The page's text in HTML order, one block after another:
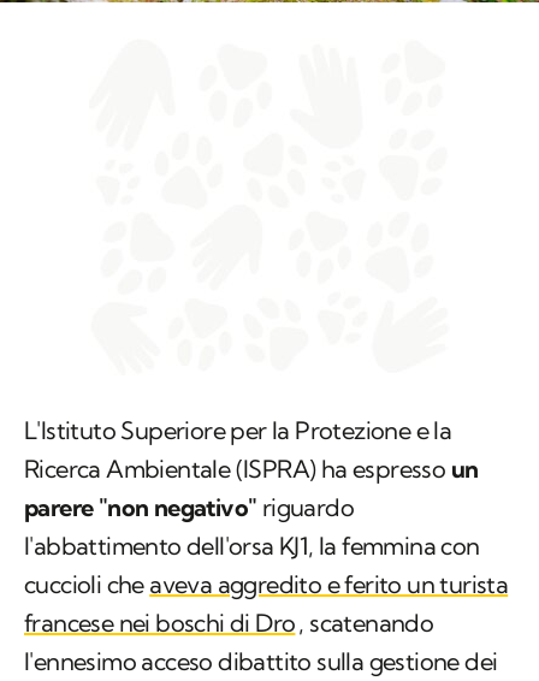
L'Istituto Superiore per la Protezione e la
Ricerca Ambientale (ISPRA) ha espresso un
parere "non negativo" riguardo
l'abbattimento dell'orsa KJ1, la femmina con
cuccioli che aveva aggredito e ferito un turista
francese nei boschi di Dro, scatenando
l'ennesimo acceso dibattito sulla gestione dei